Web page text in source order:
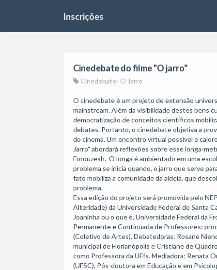
Inscrições
Cinedebate do filme "O jarro"
Cinedebate- O Jarro
O cinedebate é um projeto de extensão
mainstream. Além da visibilidade destes bens
democratização de conceitos científicos
debates. Portanto, o cinedebate objetiva a
do cinema. Um encontro virtual possível e
Jarro" abordará reflexões sobre esse longa-
Forouzesh.  O longa é ambientado em uma
problema se inicia quando, o jarro que serve
fato mobiliza a comunidade da aldeia, que
problema.
Essa edição do projeto será promovida pelo
Alteridade) da Universidade Federal de Santa
Joaninha ou o que é, Universidade Federal da
Permanente e Continuada de Professores:
(Coletivo de Artes), Debatedoras: Rosane
municipal de Florianópolis e Cristiane de
como Professora da UFfs. Mediadora: Renata
(UFSC), Pós-doutora em Educação e em